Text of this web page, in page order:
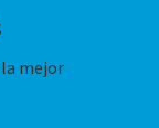
la mejor